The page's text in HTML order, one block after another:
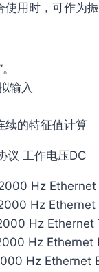
用时，可作为
输入
续的特征值计算
议 工作电压DC
Hz
Hz Ethernet
Hz Ethernet
Hz Ethernet
Hz Ethernet